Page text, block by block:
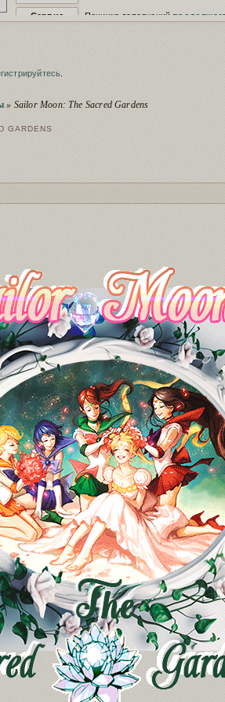
Сервис Починка дополнений
Сервис Чистка заброшенных форумов
» Sailor Moon: The Sacred Gardens
GARDENS